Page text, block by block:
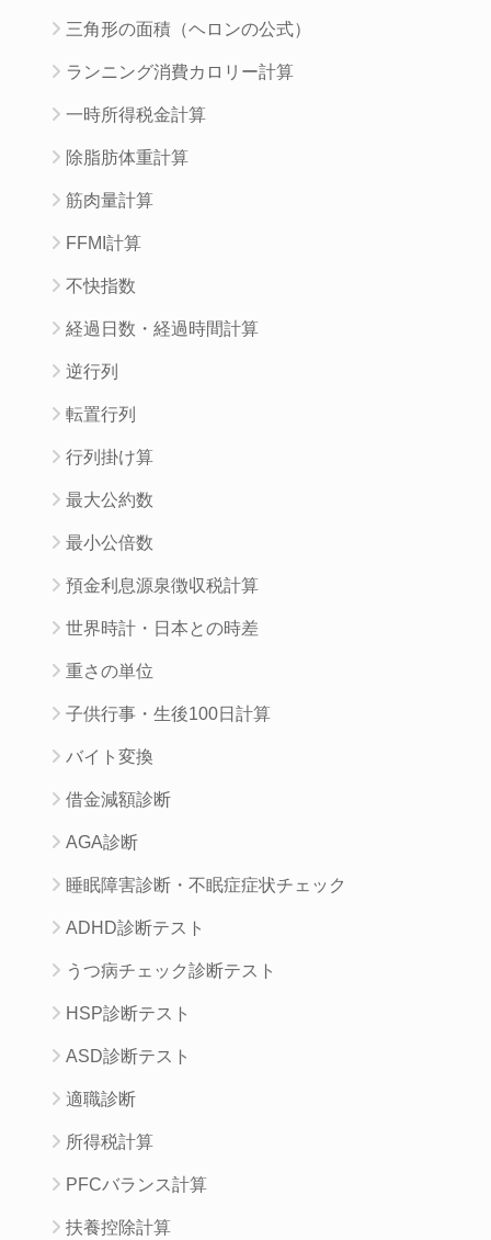
三角形の面積（ヘロンの公式）
ランニング消費カロリー計算
一時所得税金計算
除脂肪体重計算
筋肉量計算
FFMI計算
不快指数
経過日数・経過時間計算
逆行列
転置行列
行列掛け算
最大公約数
最小公倍数
預金利息源泉徴収税計算
世界時計・日本との時差
重さの単位
子供行事・生後100日計算
バイト変換
借金減額診断
AGA診断
睡眠障害診断・不眠症症状チェック
ADHD診断テスト
うつ病チェック診断テスト
HSP診断テスト
ASD診断テスト
適職診断
所得税計算
PFCバランス計算
扶養控除計算